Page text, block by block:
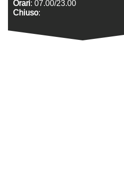
Orari: 07.00/23.00
Chiuso: